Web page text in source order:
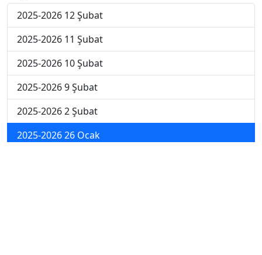
2025-2026 12 Şubat
2025-2026 11 Şubat
2025-2026 10 Şubat
2025-2026 9 Şubat
2025-2026 2 Şubat
2025-2026 26 Ocak